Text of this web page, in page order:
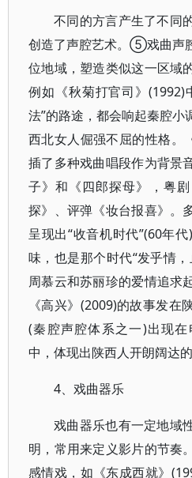
不同的方言产生了不同
创造了声腔艺术。⑤戏曲声
位地域，塑造类似这一区域
例如《秋菊打官司》(1992)
法”的路途，都会响起秦腔小
西北女人倔强不屈的性格。
插了多种戏曲唱段作为背景
子》和《四郎探母》，粤
探》、评弹《妆台报喜》。
呈现出“收音机时代”(60年
味，也是那个时代“发乎情
周慕云和苏丽珍的爱情追求
《高兴》(2009)的故事发在
(秦腔声腔体系之一)出现
中，体现出陕西人开朗阔达的
4、戏曲器乐
戏曲器乐也有一定地域
明，常用来定义影片的节奏
感情戏，如《东成西就》